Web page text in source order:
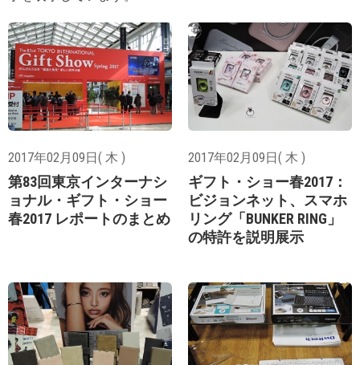
2017年02月09日( 木 )
第83回東京インターナシ
ョナル・ギフト・ショー
春2017 レポートのまとめ
2017年02月09日( 木 )
ギフト・ショー春2017：
ビジョンネット、スマホ
リング「BUNKER RING」
の特許を説明展示